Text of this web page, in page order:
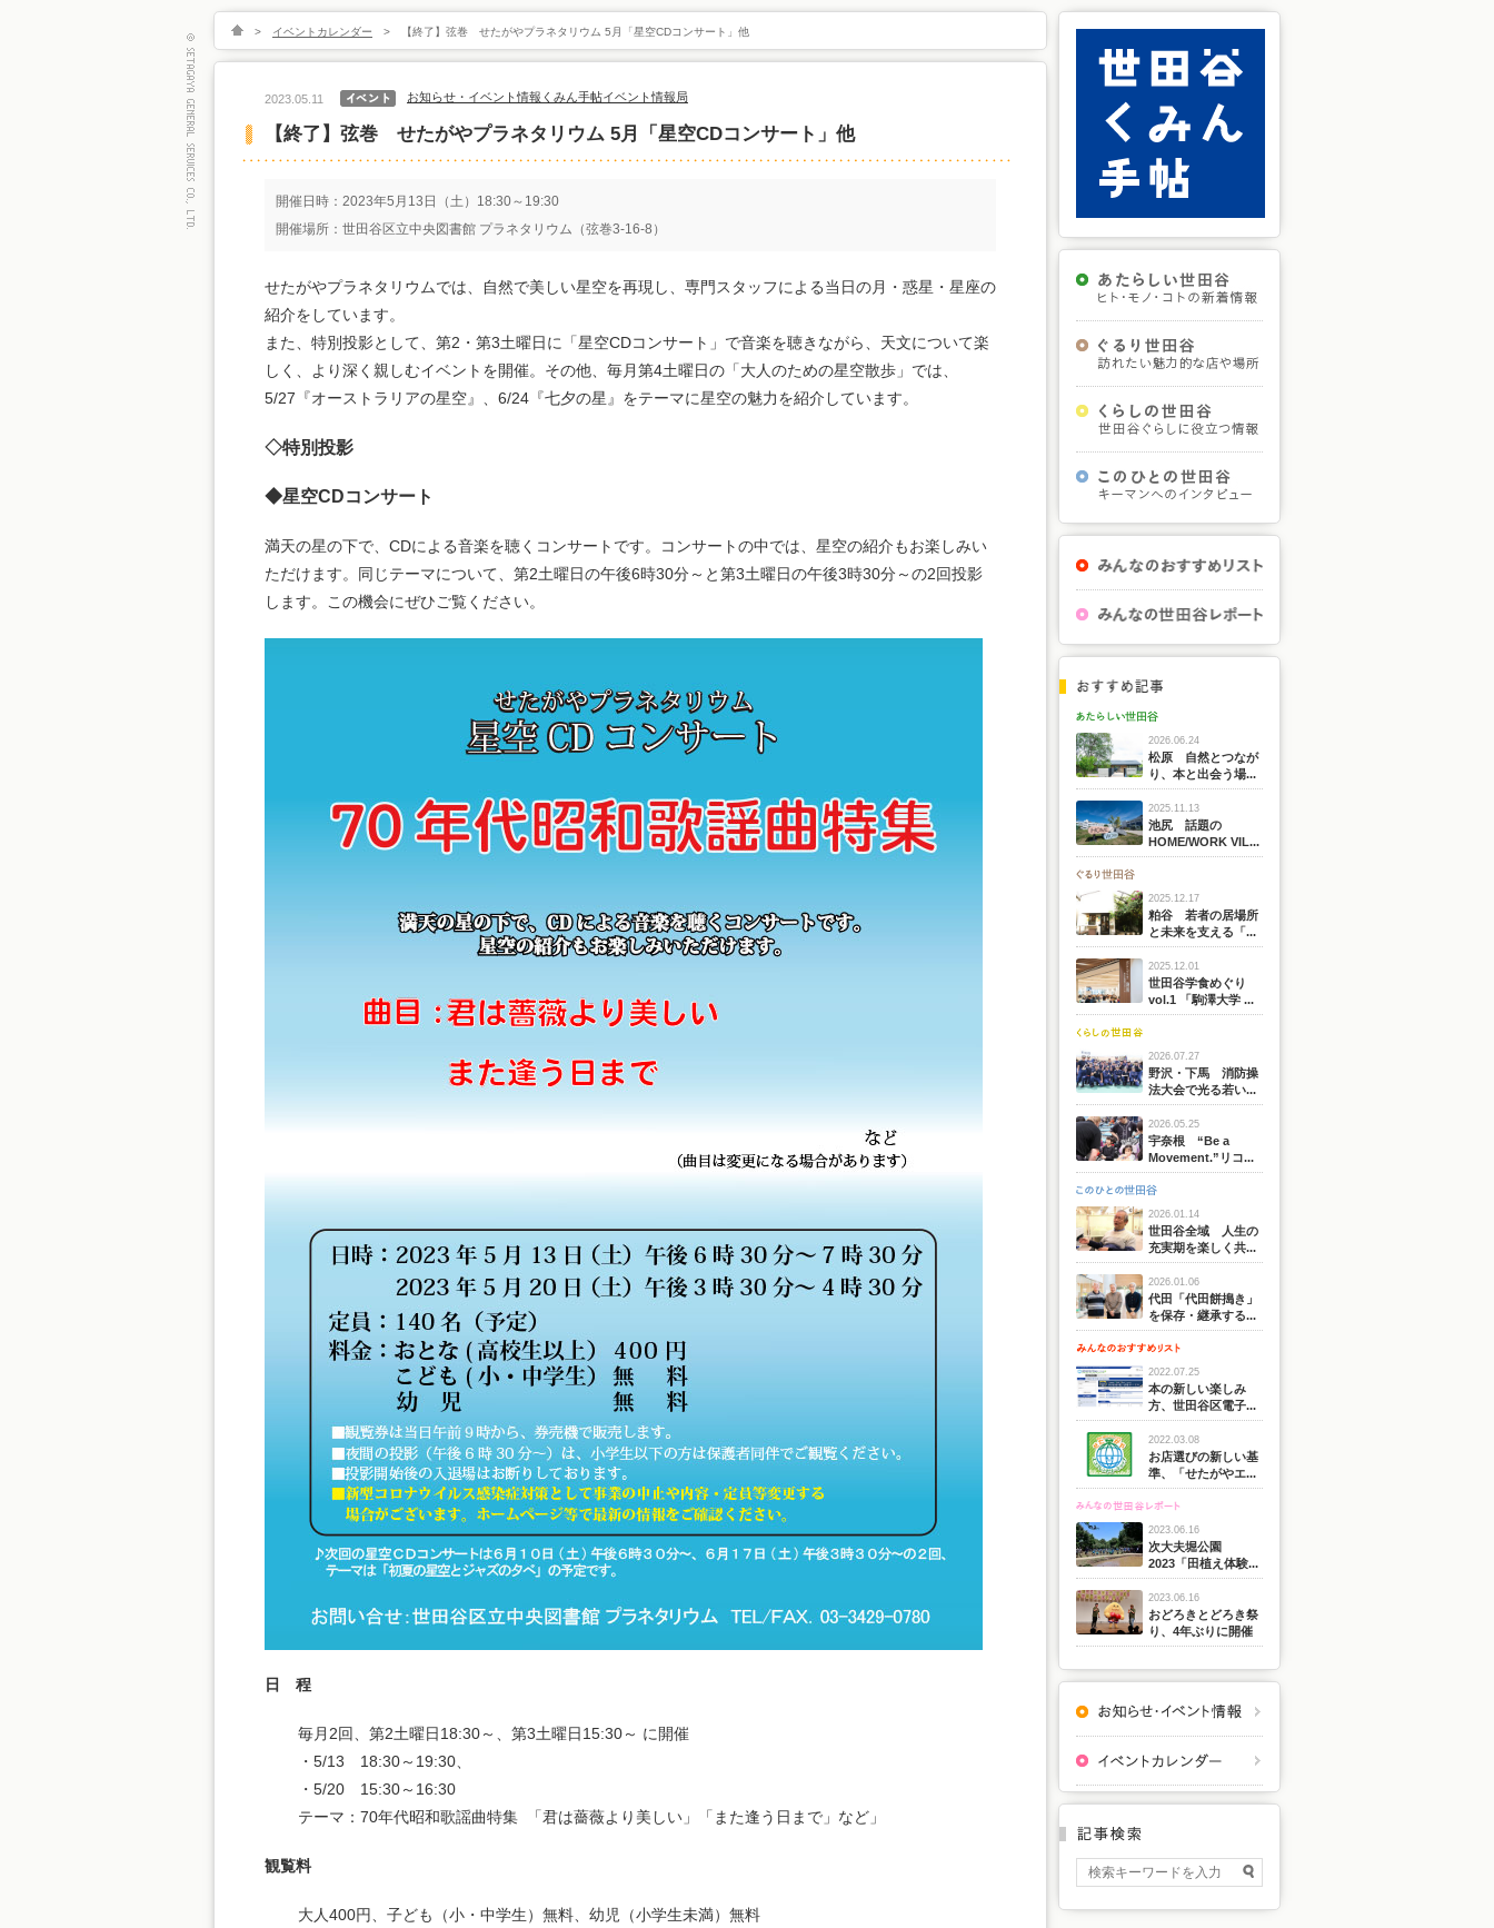
> イベントカレンダー > 【終了】弦巻 せたがやプラネタリウム 5月「星空CDコンサート」他
2023.05.11 お知らせ・イベント情報 くみん手帖イベント情報局
【終了】弦巻 せたがやプラネタリウム 5月「星空CDコンサート」他
開催日時：2023年5月13日（土）18:30～19:30
開催場所：世田谷区立中央図書館 プラネタリウム（弦巻3-16-8）
せたがやプラネタリウムでは、自然で美しい星空を再現し、専門スタッフによる当日の月・惑星・星座の
紹介をしています。
また、特別投影として、第2・第3土曜日に「星空CDコンサート」で音楽を聴きながら、天文について楽
しく、より深く親しむイベントを開催。その他、毎月第4土曜日の「大人のための星空散歩」では、
5/27『オーストラリアの星空』、6/24『七夕の星』をテーマに星空の魅力を紹介しています。
◇特別投影
◆星空CDコンサート
満天の星の下で、CDによる音楽を聴くコンサートです。コンサートの中では、星空の紹介もお楽しみい
ただけます。同じテーマについて、第2土曜日の午後6時30分～と第3土曜日の午後3時30分～の2回投影
します。この機会にぜひご覧ください。
日 程
毎月2回、第2土曜日18:30～、第3土曜日15:30～ に開催
・5/13 18:30～19:30、
・5/20 15:30～16:30
テーマ：70年代昭和歌謡曲特集 「君は薔薇より美しい」「また逢う日まで」など」
観覧料
大人400円、子ども（小・中学生）無料、幼児（小学生未満）無料
2026.06.24
松原 自然とつなが
り、本と出会う場...
2025.11.13
池尻 話題の
HOME/WORK VIL...
2025.12.17
粕谷 若者の居場所
と未来を支える「...
2025.12.01
世田谷学食めぐり
vol.1 「駒澤大学 ...
2026.07.27
野沢・下馬 消防操
法大会で光る若い...
2026.05.25
宇奈根 “Be a
Movement.”リコ...
2026.01.14
世田谷全域 人生の
充実期を楽しく共...
2026.01.06
代田「代田餅搗き」
を保存・継承する...
2022.07.25
本の新しい楽しみ
方、世田谷区電子...
2022.03.08
お店選びの新しい基
準、「せたがやエ...
2023.06.16
次大夫堀公園
2023「田植え体験...
2023.06.16
おどろきとどろき祭
り、4年ぶりに開催